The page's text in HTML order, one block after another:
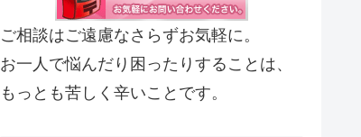
ご相談はご遠慮なさらずお気軽に。
お一人で悩んだり困ったりすることは、
もっとも苦しく辛いことです。